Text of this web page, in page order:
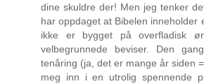
dine skuldre der! Men jeg tenker
har oppdaget at Bibelen inneholder
ikke er bygget på overfladisk
velbegrunnede beviser. Den
tenåring (ja, det er mange år siden
meg inn i en utrolig spennende